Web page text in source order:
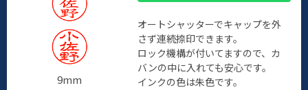
9mm
オートシャッターでキャップを外
さず連続捺印できます。
ロック機構が付いてますので、カ
バンの中に入れても安心です。
インクの色は朱色です。